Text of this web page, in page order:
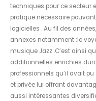
techniques pour ce secteur
pratique nécessaire
logicielles . Au fil des
annexes notamment :le
musique Jazz .C’est ainsi
additionnelles enrichies
professionnels qu’il avait
et privée lui offrant
aussi intéressantes